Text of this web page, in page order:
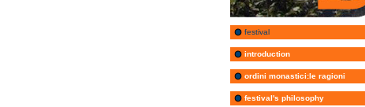
festival
introduction
ordini monastici:le ragioni
festival's philosophy